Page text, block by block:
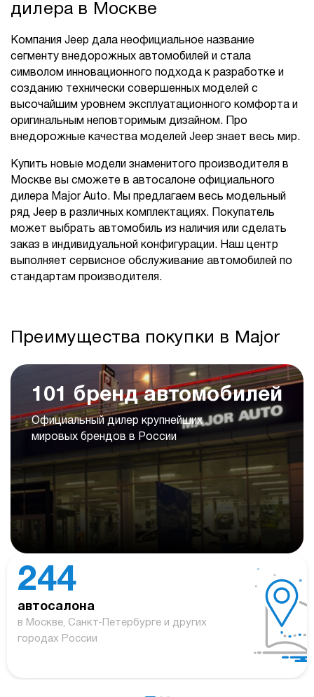
дилера в Москве
Компания Jeep дала неофициальное название
сегменту внедорожных автомобилей и стала
символом инновационного подхода к разработке и
созданию технически совершенных моделей с
высочайшим уровнем эксплуатационного комфорта и
оригинальным неповторимым дизайном. Про
внедорожные качества моделей Jeep знает весь мир.
Купить новые модели знаменитого производителя в
Москве вы сможете в автосалоне официального
дилера Major Auto. Мы предлагаем весь модельный
ряд Jeep в различных комплектациях. Покупатель
может выбрать автомобиль из наличия или сделать
заказ в индивидуальной конфигурации. Наш центр
выполняет сервисное обслуживание автомобилей по
стандартам производителя.
Преимущества покупки в Major
101 бренд автомобилей
Официальный дилер крупнейших
мировых брендов в России
244
автосалона
в Москве, Санкт-Петербурге и других
городах России